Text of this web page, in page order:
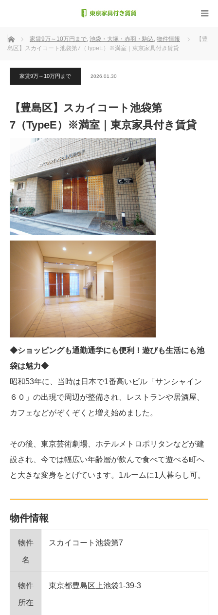
ホーム 家賃9万～10万円まで, 池袋・大塚・赤羽・駒込, 物件情報
【豊
島区】スカイコート池袋第7（TypeE）※満室｜東京家具付き賃貸
家賃9万～10万円まで 2026.01.30
【豊島区】スカイコート池袋第
7（TypeE）※満室｜東京家具付き賃貸
◆ショッピングも通勤通学にも便利！遊びも生活にも池
袋は魅力◆
昭和53年に、当時は日本で1番高いビル「サンシャイン
６０」の出現で周辺が整備され、レストランや居酒屋、
カフェなどがぞくぞくと増え始めました。
その後、東京芸術劇場、ホテルメトロポリタンなどが建
設され、今では幅広い年齢層が飲んで食べて遊べる町へ
と大きな変身をとげています。1ルームに1人暮らし可。
物件情報
物件
名
スカイコート池袋第7
物件
所在
東京都豊島区上池袋1-39-3